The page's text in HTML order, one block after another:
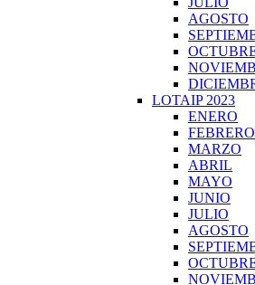
AGOSTO
LOTAIP 2023
ENERO
FEBRERO
MARZO
ABRIL
MAYO
JUNIO
JULIO
AGOSTO